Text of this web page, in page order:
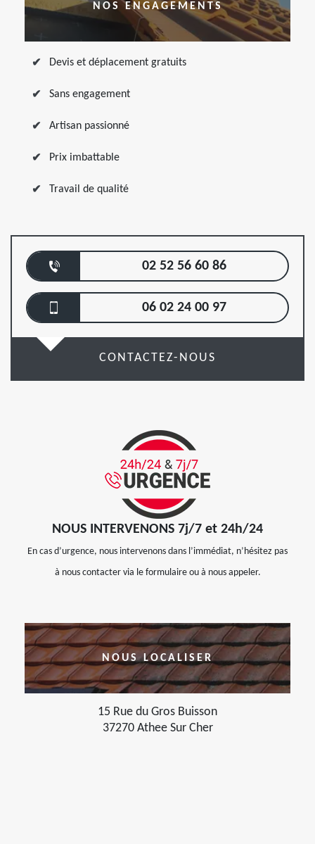
NOS ENGAGEMENTS
Devis et déplacement gratuits
Sans engagement
Artisan passionné
Prix imbattable
Travail de qualité
02 52 56 60 86
06 02 24 00 97
CONTACTEZ-NOUS
NOUS INTERVENONS 7j/7 et 24h/24
En cas d’urgence, nous intervenons dans l’immédiat, n’hésitez pas
à nous contacter via le formulaire ou à nous appeler.
NOUS LOCALISER
15 Rue du Gros Buisson
37270 Athee Sur Cher